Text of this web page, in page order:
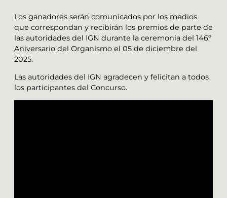
Los ganadores serán comunicados por los medios
que correspondan y recibirán los premios de parte de
las autoridades del IGN durante la ceremonia del 146º
Aniversario del Organismo el 05 de diciembre del
2025.
Las autoridades del IGN agradecen y felicitan a todos
los participantes del Concurso.